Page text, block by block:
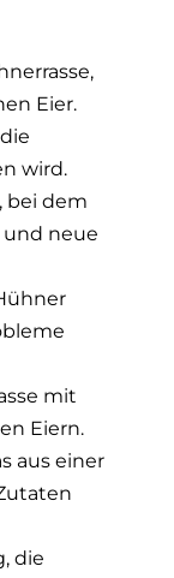
Eier.
wird.
bei dem
und neue
mit
Eiern.
aus einer
die